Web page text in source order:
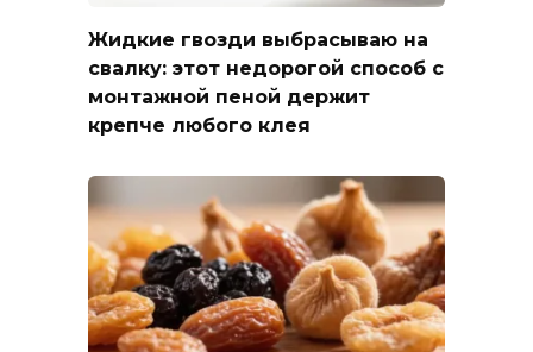
Жидкие гвозди выбрасываю на
свалку: этот недорогой способ с
монтажной пеной держит
крепче любого клея